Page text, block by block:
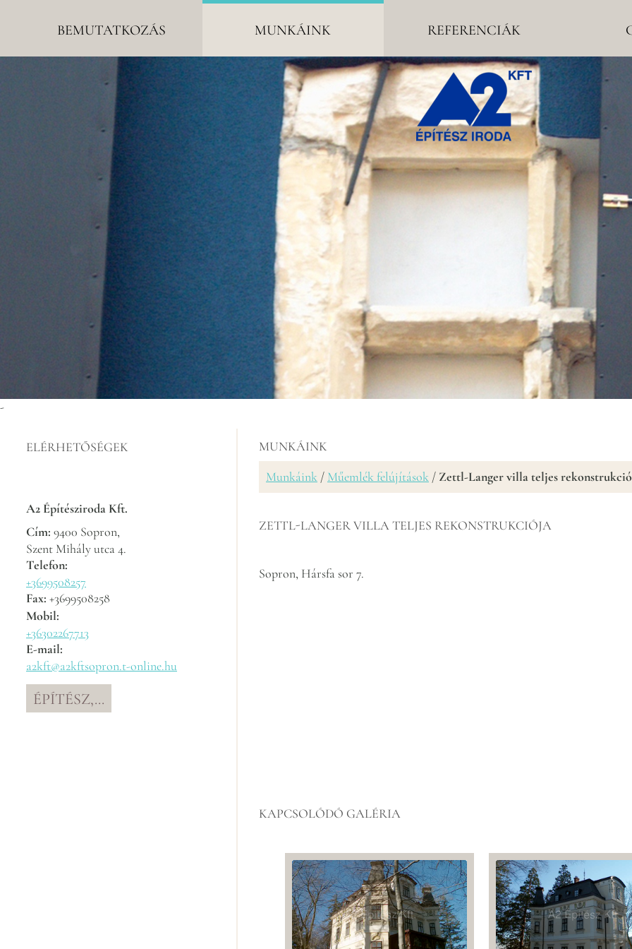
BEMUTATKOZÁS MUNKÁINK REFERENCIÁK
-
ELÉRHETŐSÉGEK
A2 Építésziroda Kft.
Cím: 9400 Sopron,
Szent Mihály utca 4.
Telefon:
+3699508257
Fax: +3699508258
Mobil:
+36302267713
E-mail:
a2kft@a2kftsopron.t-online.hu
ÉPÍTÉSZ,...
MUNKÁINK
Munkáink / Műemlék felújítások / Zettl-Langer villa teljes
ZETTL-LANGER VILLA TELJES REKONSTRUKCIÓJA
Sopron, Hársfa sor 7.
KAPCSOLÓDÓ GALÉRIA